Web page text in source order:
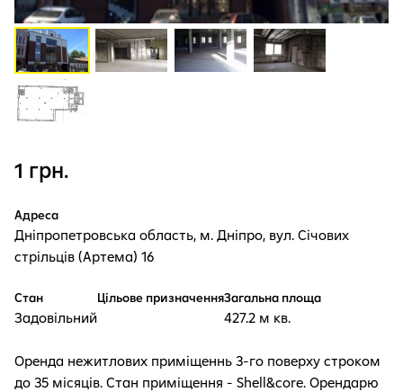
1 грн.
Адреса
Дніпропетровська область, м. Дніпро, вул. Січових
стрільців (Артема) 16
Стан
Задовільний
Цільове призначенняЗагальна площа
427.2 м кв.
Оренда нежитлових приміщеннь 3-го поверху строком
до 35 місяців. Стан приміщення - Shell&core. Орендарю